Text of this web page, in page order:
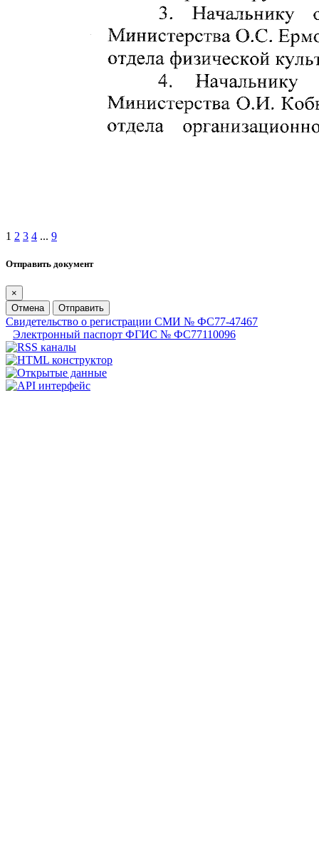
1 2 3 4 ... 9
Отправить документ
×
Отмена
Отправить
Свидетельство о регистрации СМИ № ФС77-47467
Электронный паспорт ФГИС № ФС77110096